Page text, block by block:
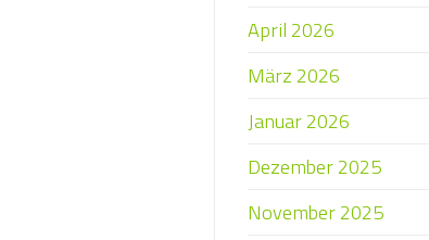
April 2026
März 2026
Januar 2026
Dezember 2025
November 2025